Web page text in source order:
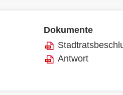
Dokumente
Antwort